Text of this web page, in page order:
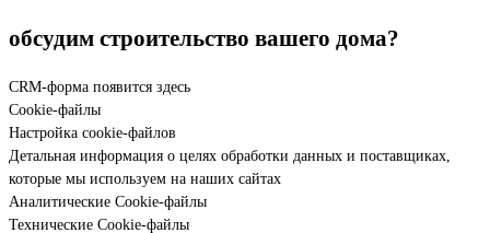
обсудим строительство вашего дома?
CRM-форма появится здесь
Cookie-файлы
Настройка cookie-файлов
Детальная информация о целях обработки данных и поставщиках,
которые мы используем на наших сайтах
Аналитические Cookie-файлы
Технические Cookie-файлы